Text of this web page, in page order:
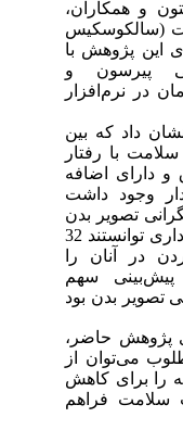
و همکاران،
(سالکوسکیس
این پژوهش با
پیرسون و
در نرم‌افزار
داد که بین
با رفتار
دارای اضافه
وجود داشت
تصویر بدن
و اضطراب سلامت به‌طور معناداری توانستند 32
در آنان را
سهم
بدن بود
پژوهش حاضر،
می‌توان از
را برای کاهش
فراهم